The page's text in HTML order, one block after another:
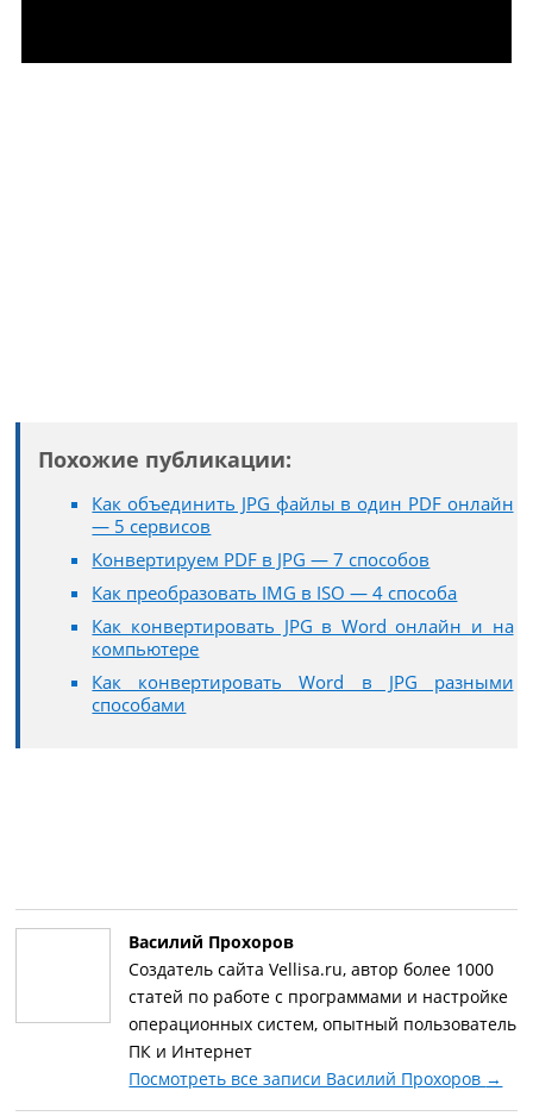
Похожие публикации:
Как объединить JPG файлы в один PDF онлайн
— 5 сервисов
Конвертируем PDF в JPG — 7 способов
Как преобразовать IMG в ISO — 4 способа
Как конвертировать JPG в Word онлайн и на
компьютере
Как конвертировать Word в JPG разными
способами
Василий Прохоров
Создатель сайта Vellisa.ru, автор более 1000
статей по работе с программами и настройке
операционных систем, опытный пользователь
ПК и Интернет
Посмотреть все записи Василий Прохоров →